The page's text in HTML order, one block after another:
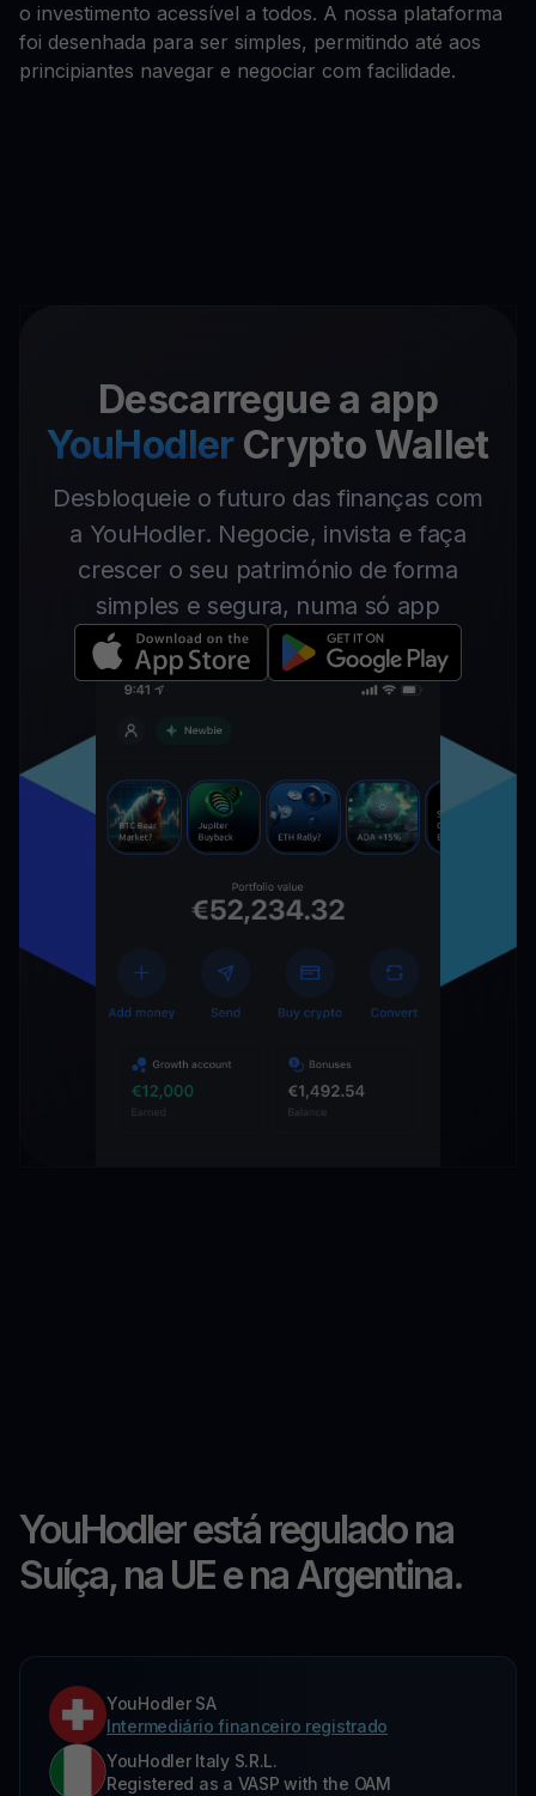
o investimento acessível a todos. A nossa plataforma
foi desenhada para ser simples, permitindo até aos
principiantes navegar e negociar com facilidade.
Descarregue a app
YouHodler Crypto Wallet
Desbloqueie o futuro das finanças com
a YouHodler. Negocie, invista e faça
crescer o seu património de forma
simples e segura, numa só app
YouHodler está regulado na
Suíça, na UE e na Argentina.
YouHodler SA
Intermediário financeiro registrado
YouHodler Italy S.R.L.
Registered as a VASP with the OAM